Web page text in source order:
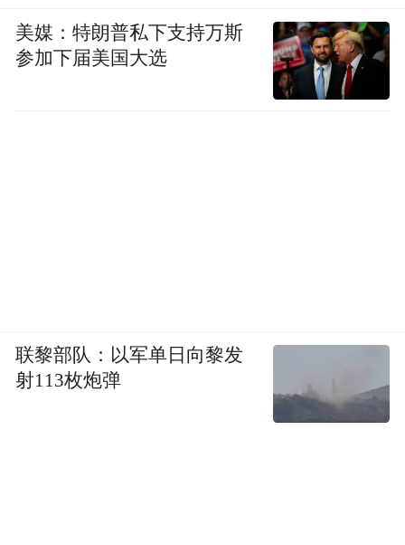
美媒：特朗普私下支持万斯
参加下届美国大选
联黎部队：以军单日向黎发
射113枚炮弹